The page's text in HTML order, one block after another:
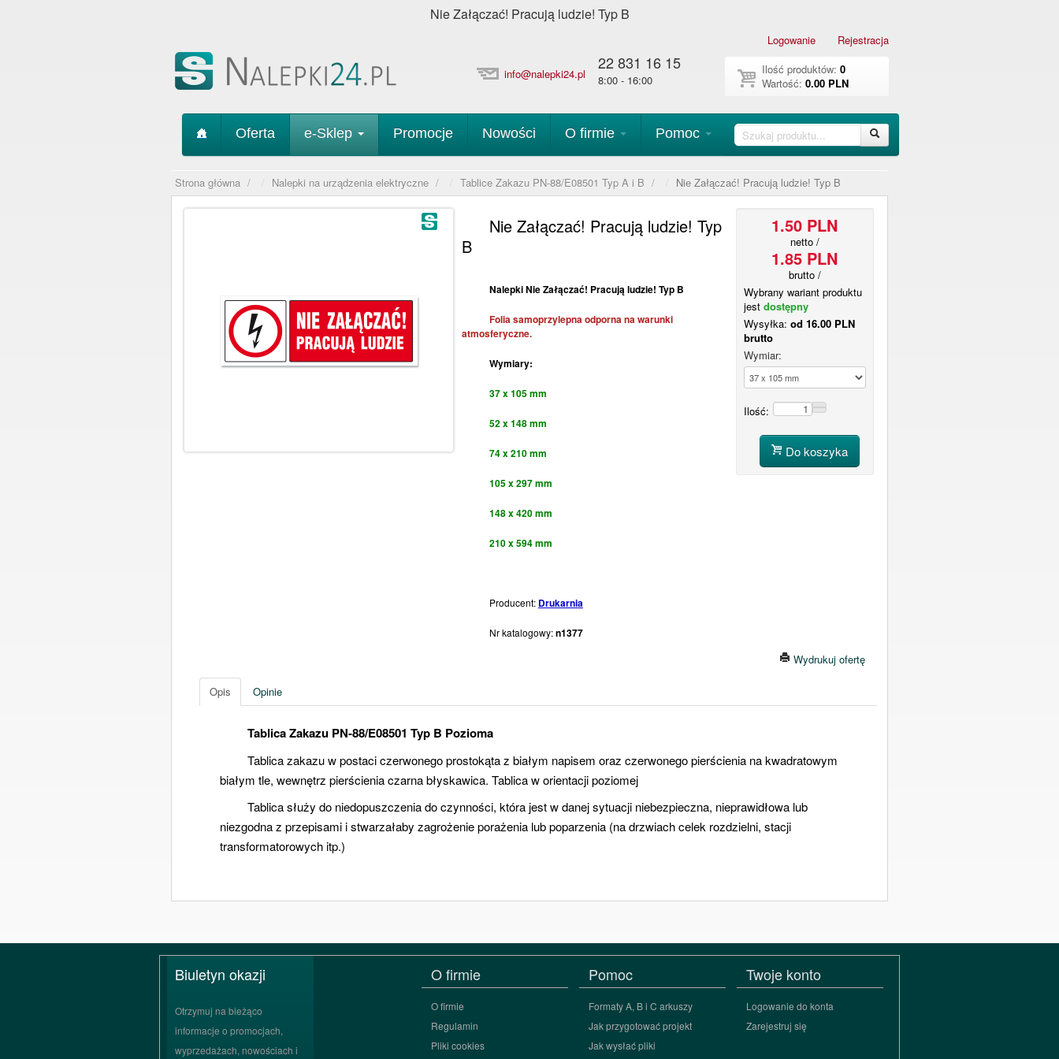
Nie Załączać! Pracują ludzie! Typ B
Logowanie Rejestracja
info@nalepki24.pl
22 831 16 15
8:00 - 16:00
Ilość produktów: 0
Wartość: 0.00 PLN
Oferta e-Sklep Promocje Nowości O firmie Pomoc
Strona główna / Nalepki na urządzenia elektryczne / Tablice Zakazu PN-88/E08501 Typ A i B / Nie Załączać! Pracują ludzie! Typ B
Nie Załączać! Pracują ludzie! Typ
B
Nalepki Nie Załączać! Pracują ludzie! Typ B
Folia samoprzylepna odporna na warunki
atmosferyczne.
Wymiary:
37 x 105 mm
52 x 148 mm
74 x 210 mm
105 x 297 mm
148 x 420 mm
210 x 594 mm
Producent: Drukarnia
Nr katalogowy:n1377
1.50 PLN
netto /
1.85 PLN
brutto /
Wybrany wariant produktu
jest dostępny
Wysyłka: od 16.00 PLN
brutto
Wymiar:
Ilość:
Do koszyka
Wydrukuj ofertę
Opis Opinie
Tablica Zakazu PN-88/E08501 Typ B Pozioma
Tablica zakazu w postaci czerwonego prostokąta z białym napisem oraz czerwonego pierścienia na kwadratowym
białym tle, wewnętrz pierścienia czarna błyskawica. Tablica w orientacji poziomej
Tablica służy do niedopuszczenia do czynności, która jest w danej sytuacji niebezpieczna, nieprawidłowa lub
niezgodna z przepisami i stwarzałaby zagrożenie porażenia lub poparzenia (na drzwiach celek rozdzielni, stacji
transformatorowych itp.)
Biuletyn okazji
Otrzymuj na bieżąco
informacje o promocjach,
wyprzedażach, nowościach i
O firmie
O firmie
Regulamin
Pliki cookies
Pomoc
Formaty A, B i C arkuszy
Jak przygotować projekt
Jak wysłać pliki
Twoje konto
Logowanie do konta
Zarejestruj się